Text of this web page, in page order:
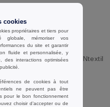
gros et au détailchez Ntextil
cookies
propriétaires et tiers pour
globale, mémoriser vos
du site et garantir
fluide et personnalisée, y
des interactions optimisées
de cookies à tout
ne peuvent pas être
pour le bon fonctionnement
choisir d’accepter ou de